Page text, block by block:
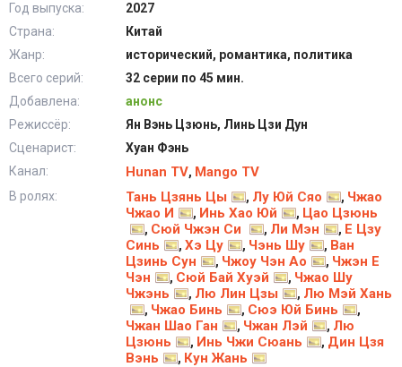
Год выпуска:
2027
Страна:
Китай
Жанр:
исторический, романтика, политика
Всего серий:
32 серии по 45 мин.
Добавлена:
анонс
Режиссёр:
Ян Вэнь Цзюнь, Линь Цзи Дун
Сценарист:
Хуан Фэнь
Канал:
Hunan TV, Mango TV
В ролях: Тань Цзянь Цы , Лу Юй Сяо , Чжао
Чжао И
, Инь Хао Юй , Цао Цзюнь
, Сюй Чжэн Си , Ли Мэн , Е Цзу
Синь
, Хэ Цу , Чэнь Шу , Ван
Цзинь Сун
, Чжоу Чэн Ао , Чжэн Е
Чэн
, Сюй Бай Хуэй , Чжао Шу
Чжэнь
, Лю Лин Цзы , Лю Мэй Хань
, Чжао Бинь , Сюэ Юй Бинь ,
Чжан Шао Ган , Чжан Лэй , Лю
Цзюнь
, Инь Чжи Сюань , Дин Цзя
Вэнь
, Кун Жань